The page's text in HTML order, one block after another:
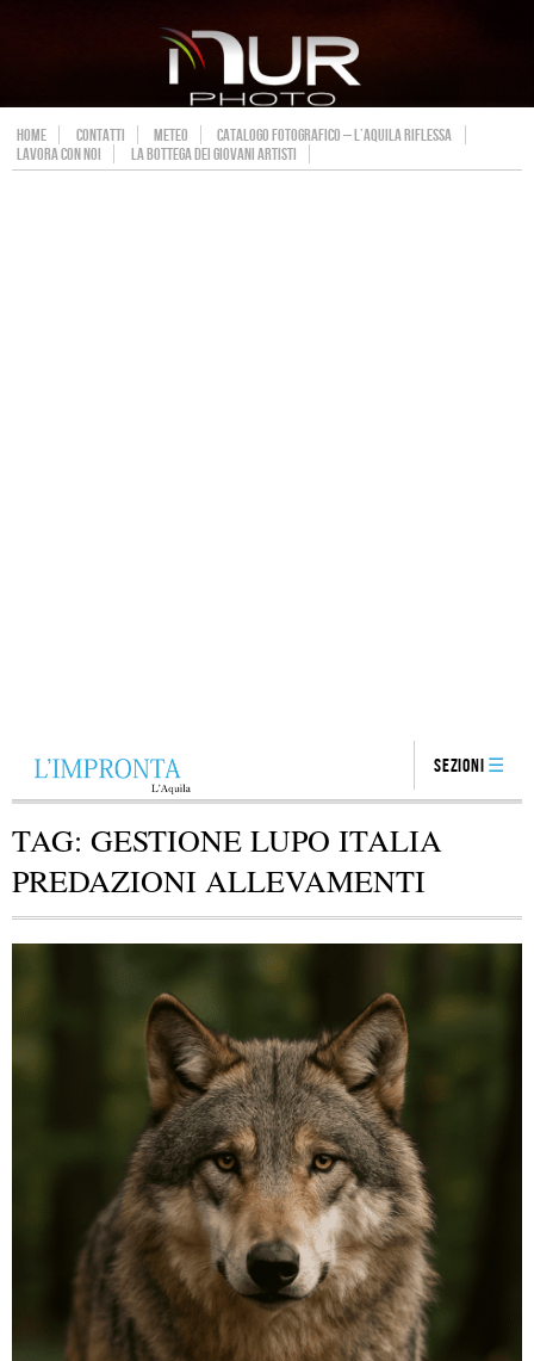
HOME CONTATTI METEO
CATALOGO FOTOGRAFICO – L’AQUILA RIFLESSA
LAVORA CON NOI
LA BOTTEGA DEI GIOVANI ARTISTI
Sezioni
TAG: GESTIONE LUPO ITALIA
PREDAZIONI ALLEVAMENTI